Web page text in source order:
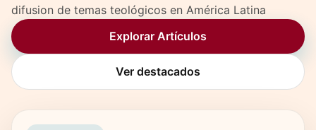
difusion de temas teológicos en América Latina
Explorar Artículos
Ver destacados